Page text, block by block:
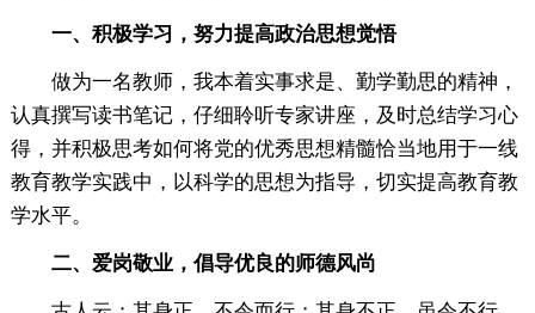
一、积极学习，努力提高政治思想觉悟
做为一名教师，我本着实事求是、勤学勤思的精神，
认真撰写读书笔记，仔细聆听专家讲座，及时总结学习心
得，并积极思考如何将党的优秀思想精髓恰当地用于一线
教育教学实践中，以科学的思想为指导，切实提高教育教
学水平。
二、爱岗敬业，倡导优良的师德风尚